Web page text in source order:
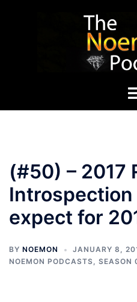
(#50) – 2017
expect for
BY NOEMON
JANUARY 8,
NOEMON PODCASTS, SEASON